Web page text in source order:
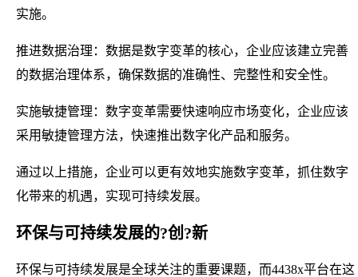
实施。
推进数据治理：数据是数字变革的核心，企业应该建立完善
的数据治理体系，确保数据的准确性、完整性和安全性。
实施敏捷管理：数字变革需要快速响应市场变化，企业应该
采用敏捷管理方法，快速推出数字化产品和服务。
通过以上措施，企业可以更有效地实施数字变革，抓住数字
化带来的机遇，实现可持续发展。
环保与可持续发展的?创?新
环保与可持续发展是全球关注的重要课题，而4438x平台在这